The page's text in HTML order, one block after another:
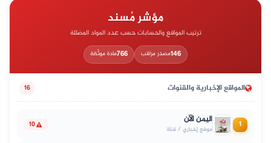
مؤشر مُسند
ترتيب المواقع والحسابات حسب عدد المواد المضللة
146مصدر مراقب 766مادة موثّقة
المواقع الإخبارية والقنوات 16
1 اليمن الآن
موقع إخباري / قناة 10